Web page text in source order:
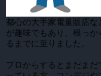
都心の大手家電量販店
が趣味でもあり、根っ
るまでに至りました。
プロからするとまだま